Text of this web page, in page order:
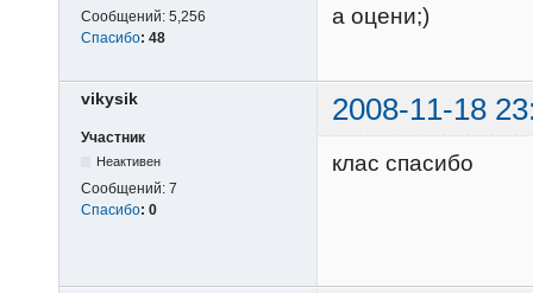
Сообщений: 5,256
Спасибо: 48
а оцени;)
vikysik 2008-11-18
Участник
Неактивен
Сообщений: 7
Спасибо: 0
клас спасибо